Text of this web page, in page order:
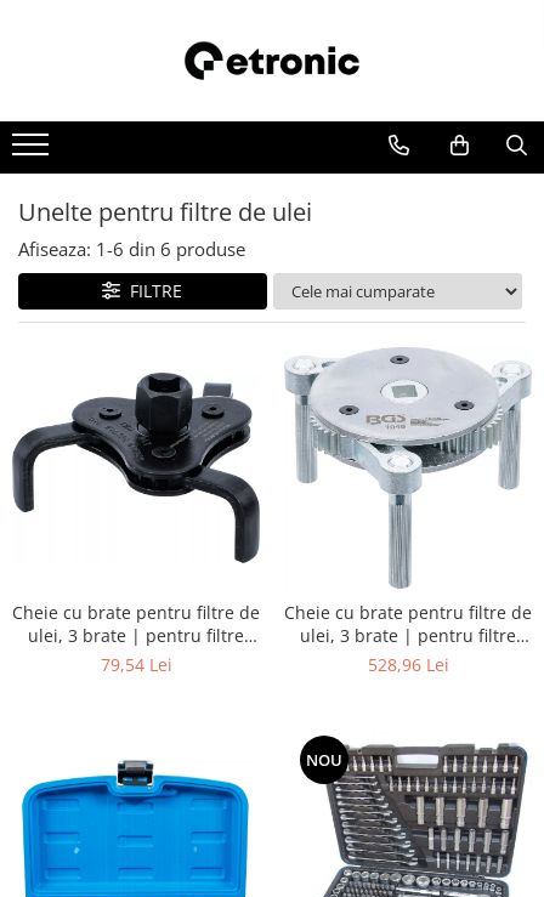
Unelte pentru filtre de ulei
Afiseaza: 1-6 din 6 produse
FILTRE
Cheie cu brate pentru filtre de
ulei, 3 brate | pentru filtre
ulei o 65 - 120 mm
79,54 Lei
Cheie cu brate pentru filtre de
ulei, 3 brate | pentru filtre
ulei o 115 - 160 mm
528,96 Lei
NOU